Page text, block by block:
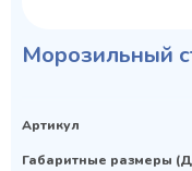
Морозильный
Артикул
Габаритные размеры